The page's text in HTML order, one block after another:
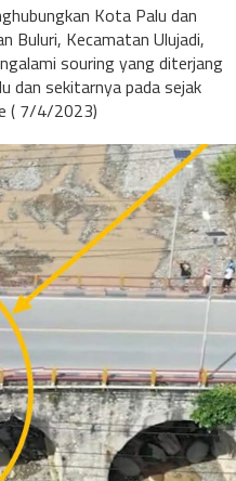
Kota Palu dan
Buluri, Kecamatan Ulujadi,
souring yang diterjang
dan sekitarnya pada sejak
( 7/4/2023)